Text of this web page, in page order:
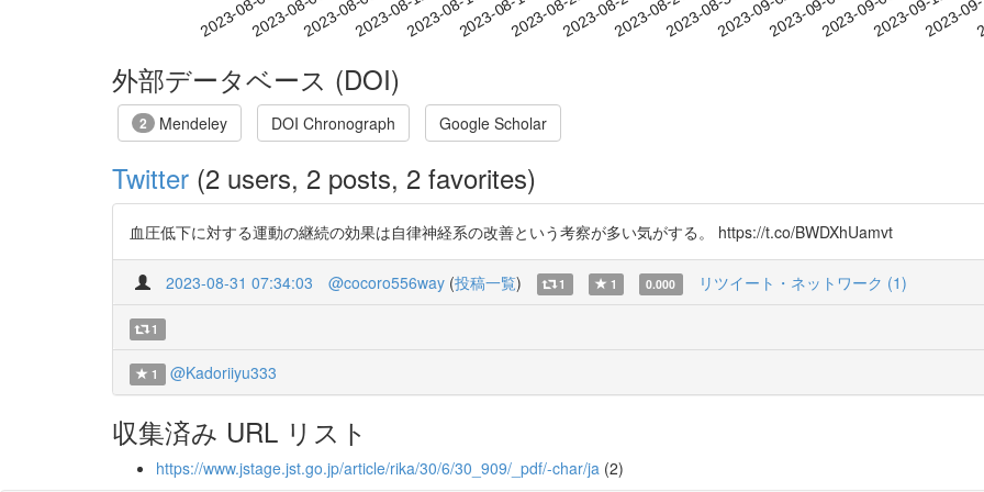
2023-08-032023-08-062023-08-092023-08-122023-08-152023-08-182023-08-212023-08-242023-08-272023-08-302023-09-022023-09-052023-09-082023-09-11
2023-
外部データベース (DOI)
2 Mendeley DOI Chronograph Google Scholar
Twitter (2 users, 2 posts, 2 favorites)
血圧低下に対する運動の継続の効果は自律神経系の改善という考察が多い気がする。 https://t.co/BWDXhUamvt
2023-08-31 07:34:03 @cocoro556way (投稿一覧) 1 1 0.000 リツイート・ネットワーク (1)
1
1 @Kadoriiyu333
収集済み URL リスト
https://www.jstage.jst.go.jp/article/rika/30/6/30_909/_pdf/-char/ja (2)